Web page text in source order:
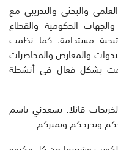
والبحثي والتدريبي مع
الحكومية والقطاع
مستدامة، كما نظمت
والمعارض والمحاضرات
بشكل فعال في أنشطة
قائلا: يسعدني باسم
وتخرجكم وتميزكم.